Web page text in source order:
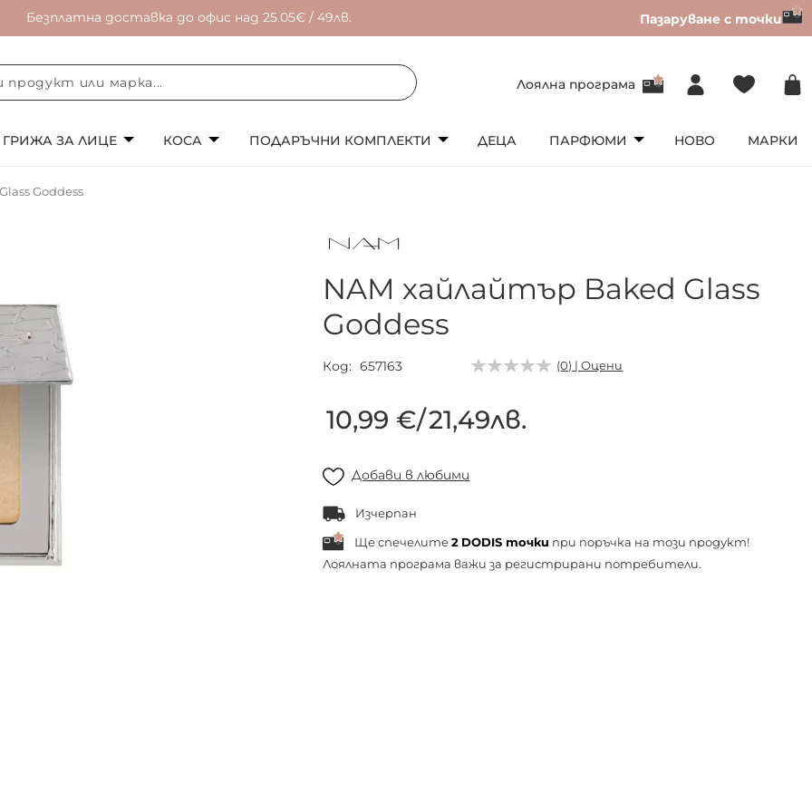
Безплатна доставка до офис над 25.05€ / 49лв. Пазаруване с точки
Лоялна програма
ГРИЖА ЗА ЛИЦЕ КОСА ПОДАРЪЧНИ КОМПЛЕКТИ ДЕЦА ПАРФЮМИ НОВО МАРКИ
Goddess
NAM хайлайтър Baked Glass
Goddess
Код 657163 (0) | Оцени
10,99 €/21,49лв.
Добави в любими
Изчерпан
Ще спечелите 2 DODIS точки при поръчка на този продукт!
Лоялната програма важи за регистрирани потребители.